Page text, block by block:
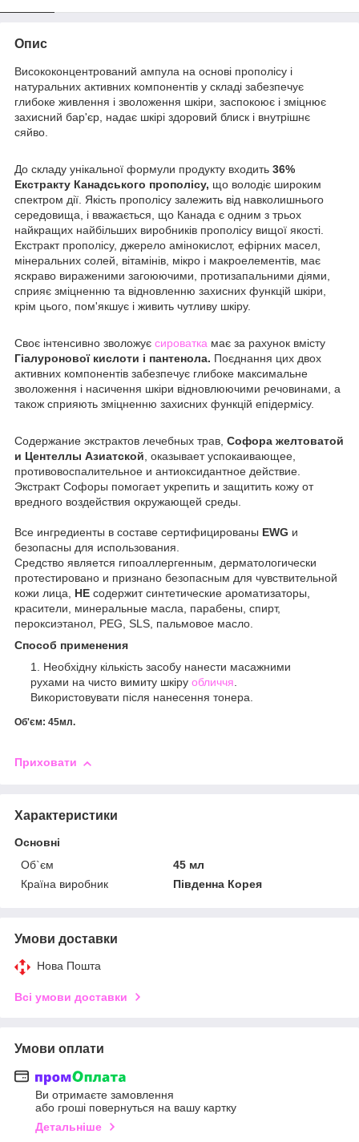
Опис
Висококонцентрований ампула на основі прополісу і
натуральних активних компонентів у складі забезпечує
глибоке живлення і зволоження шкіри, заспокоює і зміцнює
захисний бар'єр, надає шкірі здоровий блиск і внутрішнє
сяйво.
До складу унікальної формули продукту входить 36%
Екстракту Канадського прополісу, що володіє широким
спектром дії. Якість прополісу залежить від навколишнього
середовища, і вважається, що Канада є одним з трьох
найкращих найбільших виробників прополісу вищої якості.
Екстракт прополісу, джерело амінокислот, ефірних масел,
мінеральних солей, вітамінів, мікро і макроелементів, має
яскраво вираженими загоюючими, протизапальними діями,
сприяє зміцненню та відновленню захисних функцій шкіри,
крім цього, пом'якшує і живить чутливу шкіру.
Своє інтенсивно зволожує сироватка має за рахунок вмісту
Гіалуронової кислоти і пантенола. Поєднання цих двох
активних компонентів забезпечує глибоке максимальне
зволоження і насичення шкіри відновлюючими речовинами, а
також сприяють зміцненню захисних функцій епідермісу.
Содержание экстрактов лечебных трав, Софора желтоватой
и Центеллы Азиатской , оказывает успокаивающее,
противовоспалительное и антиоксидантное действие.
Экстракт Софоры помогает укрепить и защитить кожу от
вредного воздействия окружающей среды.
Все ингредиенты в составе сертифицированы EWG и
безопасны для использования.
Средство является гипоаллергенным, дерматологически
протестировано и признано безопасным для чувствительной
кожи лица, НЕ содержит синтетические ароматизаторы,
красители, минеральные масла, парабены, спирт,
пероксиэтанол, PEG, SLS, пальмовое масло.
Способ применения
Необхідну кількість засобу нанести масажними
рухами на чисто вимиту шкіру обличчя
Використовувати після нанесення тонера.
Об'єм: 45мл.
Приховати
Характеристики
Основні
Об`єм
45 мл
Країна виробник
Південна Корея
Умови доставки
Нова Пошта
Всі умови доставки
Умови оплати
Ви отримаєте замовлення
або гроші повернуться на вашу картку
Детальніше